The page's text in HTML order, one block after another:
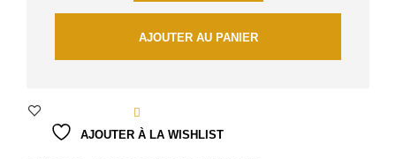
AJOUTER AU PANIER
AJOUTER À LA WISHLIST